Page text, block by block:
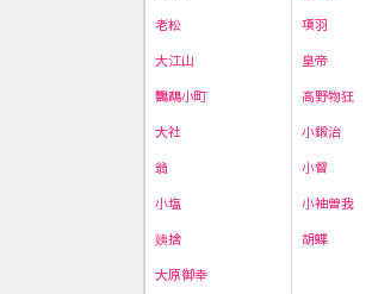
老松
大江山
鸚鵡小町
大社
翁
小塩
姨捨
大原御幸
項羽
皇帝
高野物狂
小鍛治
小督
小袖曽我
胡蝶